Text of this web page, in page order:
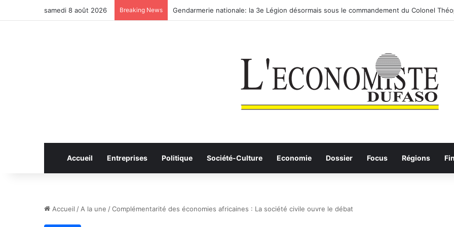
samedi 8 août 2026 Breaking News Anhui: le pont routier-ferroviaire sur le Yangtsé de Ma’anshan entre dans la phase finale
Accueil Entreprises Politique Société-Culture Economie Dossier Focus Régions
Accueil / A la une /Complémentarité des économies africaines : La société civile ouvre le débat